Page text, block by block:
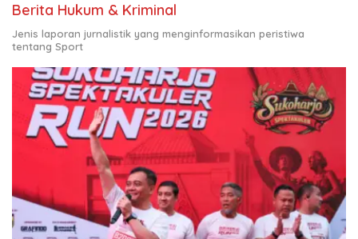
Berita Hukum & Kriminal
Jenis laporan jurnalistik yang menginformasikan peristiwa
tentang Sport